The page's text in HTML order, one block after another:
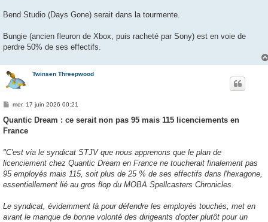
Bend Studio (Days Gone) serait dans la tourmente.
Bungie (ancien fleuron de Xbox, puis racheté par Sony) est en voie de
perdre 50% de ses effectifs.
Twinsen Threepwood
M
s
a
mer. 17 juin 2026 00:21
Quantic Dream : ce serait non pas 95 mais 115 licenciements en
France
"C'est via le syndicat STJV que nous apprenons que le plan de
licenciement chez Quantic Dream en France ne toucherait finalement pas
95 employés mais 115, soit plus de 25 % de ses effectifs dans l'hexagone,
essentiellement lié au gros flop du MOBA Spellcasters Chronicles.
Le syndicat, évidemment là pour défendre les employés touchés, met en
avant le manque de bonne volonté des dirigeants d'opter plutôt pour un